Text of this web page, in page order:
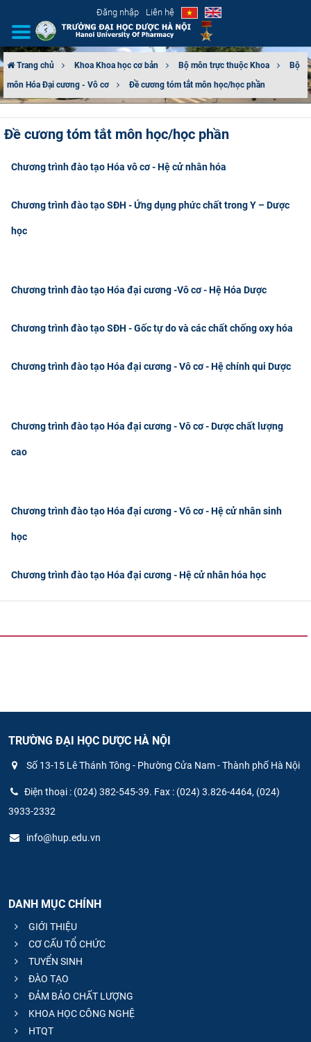
Đăng nhập Liên hệ
GIỚI THIỆU
CƠ CẤU TỔ CHỨC
TUYỂN SINH
ĐẢM BẢO CHẤT LƯỢNG
HTQT
CỰU NGƯỜI HỌC
Trang chủ Khoa Khoa học cơ bản Bộ môn trực thuộc Khoa
Bộ
môn Hóa Đại cương - Vô cơ
Đề cương tóm tắt môn học/học phần
Đề cương tóm tắt môn học/học phần
Chương trình đào tạo Hóa vô cơ - Hệ cử nhân hóa
Chương trình đào tạo SĐH - Ứng dụng phức chất trong Y – Dược
học
Chương trình đào tạo Hóa đại cương -Vô cơ - Hệ Hóa Dược
Chương trình đào tạo SĐH - Gốc tự do và các chất chống oxy hóa
Chương trình đào tạo Hóa đại cương - Vô cơ - Hệ chính qui Dược
Chương trình đào tạo Hóa đại cương - Vô cơ - Dược chất lượng
cao
Chương trình đào tạo Hóa đại cương - Vô cơ - Hệ cử nhân sinh
học
Chương trình đào tạo Hóa đại cương - Hệ cử nhân hóa học
TRƯỜNG ĐẠI HỌC DƯỢC HÀ NỘI
Số 13-15 Lê Thánh Tông - Phường Cửa Nam - Thành phố Hà Nội
Điện thoại : (024) 382-545-39. Fax : (024) 3.826-4464, (024)
3933-2332
info@hup.edu.vn
DANH MỤC CHÍNH
GIỚI THIỆU
CƠ CẤU TỔ CHỨC
TUYỂN SINH
ĐÀO TẠO
ĐẢM BẢO CHẤT LƯỢNG
KHOA HỌC CÔNG NGHỆ
HTQT